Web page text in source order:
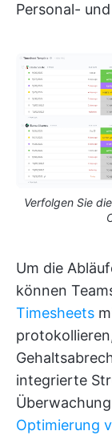
Personal-
Verfolgen Sie
Um die
können
Timesheets
integrierte
Optimierung